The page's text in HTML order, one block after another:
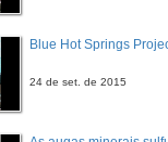
24 de set. de 2015